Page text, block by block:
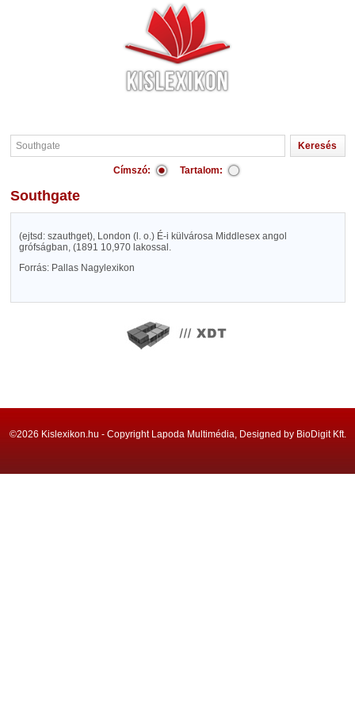
Címszó: Tartalom:
Southgate
(ejtsd: szauthget), London (l. o.) É-i külvárosa Middlesex angol
grófságban, (1891 10,970 lakossal.
Forrás: Pallas Nagylexikon
©2026 Kislexikon.hu - Copyright Lapoda Multimédia, Designed by BioDigit Kft.